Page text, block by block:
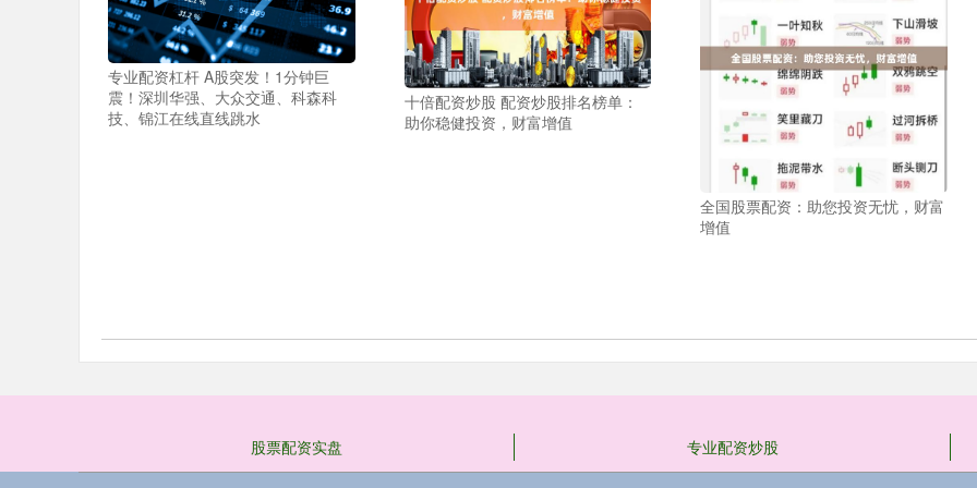
专业配资杠杆 A股突发！1分钟巨
震！深圳华强、大众交通、科森科
技、锦江在线直线跳水
十倍配资炒股 配资炒股排名榜单：
助你稳健投资，财富增值
全国股票配资：助您投资无忧，财富
增值
股票配资实盘 专业配资炒股